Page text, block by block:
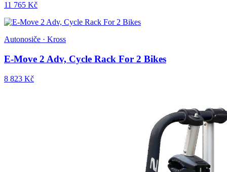
11 765 Kč
Autonosiče · Kross
E-Move 2 Adv, Cycle Rack For 2 Bikes
8 823 Kč